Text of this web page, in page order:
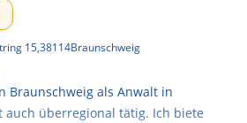
15,38114Braunschweig
Braunschweig als Anwalt in
auch überregional tätig. Ich biete